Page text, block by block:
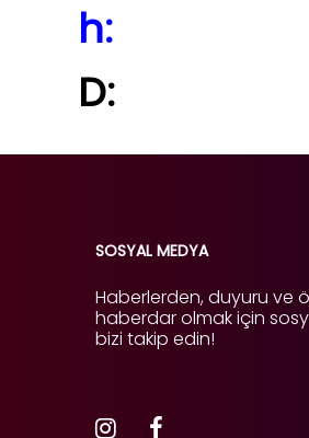
h:
D:
SOSYAL MEDYA
Haberlerden, duyuru ve
haberdar olmak için
bizi takip edin!